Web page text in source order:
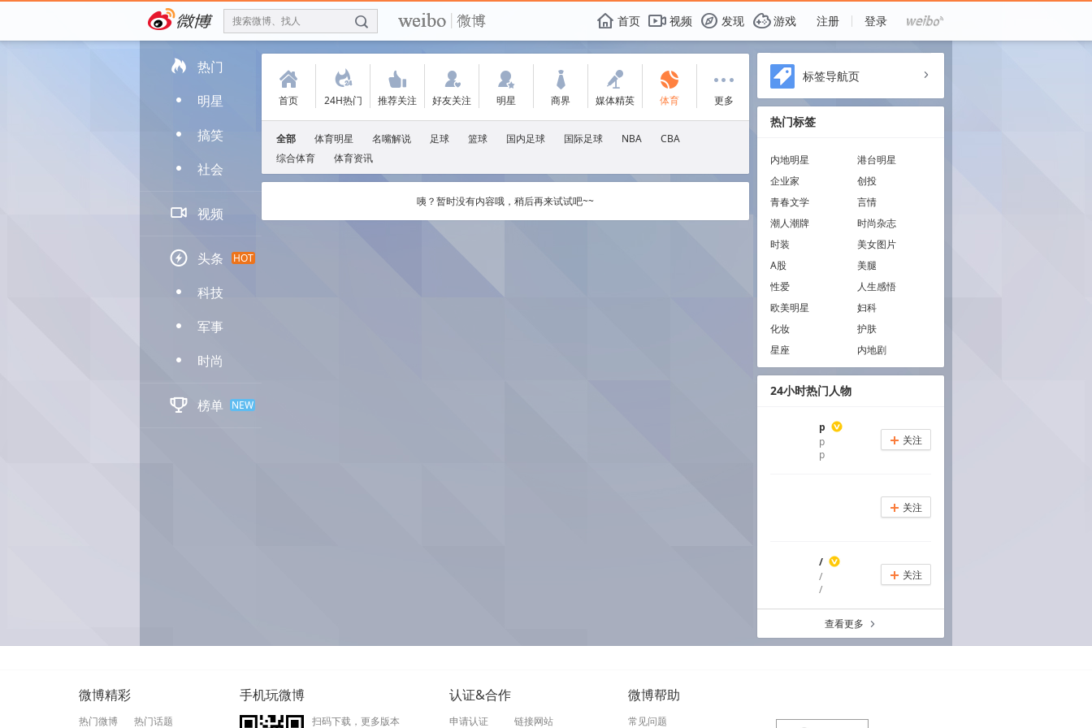
搜索微博、找人 f E 首页  视频 F 发现 G游戏 注册 登录
 热门
D 明星
D 搞笑
D 社会
 视频
 头条 HOT
D 科技
D 军事
D 时尚
 榜单 NEW
(
首页
.
24H热门
'
推荐关注
:
好友关注
w
明星
+
商界
-
媒体精英
V
体育
i
更多
全部 体育明星 名嘴解说 足球 篮球 国内足球 国际足球 NBA
CBA
综合体育
体育资讯
咦？暂时没有内容哦，稍后再来试试吧~~
标签导航页 a
热门标签
内地明星
港台明星
企业家
创投
青春文学
言情
潮人潮牌
时尚杂志
时装
美女图片
A股
美腿
性爱
人生感悟
欧美明星
妇科
化妆
护肤
星座
内地剧
24小时热门人物
p
p
p
+ 关注
+ 关注
/
/
/
+ 关注
查看更多 a
微博精彩
热门微博 热门话题
手机玩微博
扫码下载，更多版本
认证&合作
申请认证 链接网站
微博帮助
常见问题